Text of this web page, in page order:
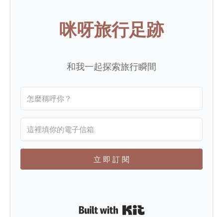
咪呀旅行足跡
和我一起探索旅行瞬間
立 即 訂 閱